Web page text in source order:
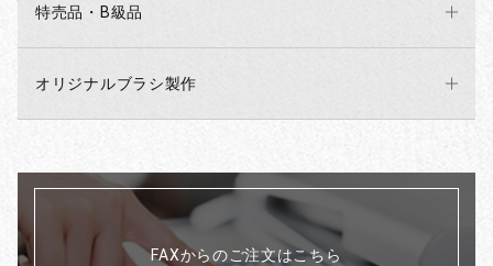
特売品・B級品
オリジナルブラシ製作
FAXからのご注文はこちら